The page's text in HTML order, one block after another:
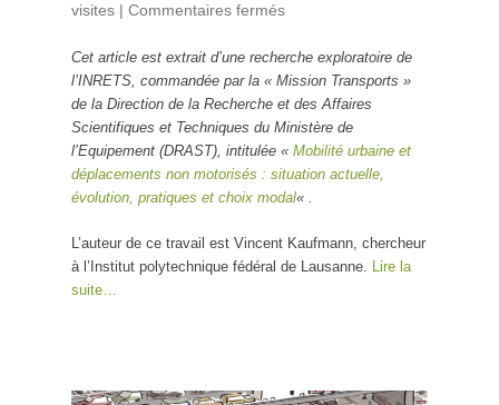
visites | Commentaires fermés
aspirations et
contraintes
Cet article est extrait d’une recherche exploratoire de
l’INRETS, commandée par la « Mission Transports »
de la Direction de la Recherche et des Affaires
Scientifiques et Techniques du Ministère de
l’Equipement (DRAST), intitulée « Mobilité urbaine et
déplacements non motorisés : situation actuelle,
évolution, pratiques et choix modal« .
L’auteur de ce travail est Vincent Kaufmann, chercheur
à l’Institut polytechnique fédéral de Lausanne. Lire la
suite…